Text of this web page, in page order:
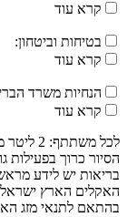
קרא עוד
בטיחות וביטחון:
קרא עוד
הנחיות משרד
קרא עוד
לכל
הסיור כרוך בפעילות
בריאות יש לידע
האקלים הארץ ישראלי
בהתאם לתנאי מזג